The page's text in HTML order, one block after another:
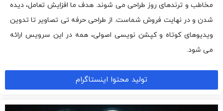
مخاطب و ترندهای روز طراحی می شوند. هدف ما افزایش تعامل، دیده
شدن و در نهایت فروش شماست. از طراحی حرفه تی تصاویر تا تدوین
ویدیوهای کوتاه و کپشن نویسی اصولی، همه در این سرویس ارائه
می شود.
تولید محتوا اینستاگرام